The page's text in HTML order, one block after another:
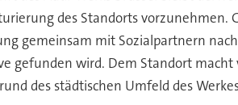
des Standorts vorzunehmen.
gemeinsam mit Sozialpartnern
gefunden wird. Dem Standort macht
des städtischen Umfeld des